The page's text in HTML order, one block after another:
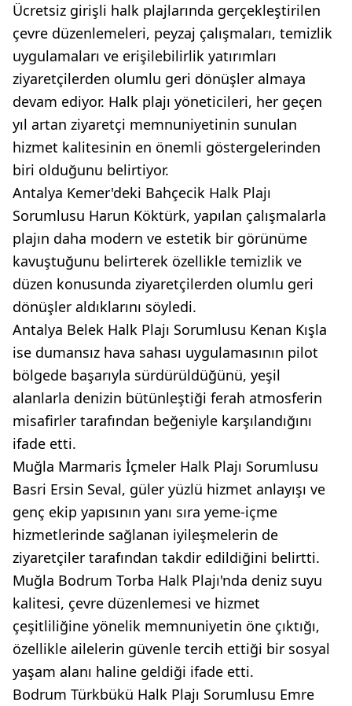
Ücretsiz girişli halk plajlarında gerçekleştirilen
çevre düzenlemeleri, peyzaj çalışmaları, temizlik
uygulamaları ve erişilebilirlik yatırımları
ziyaretçilerden olumlu geri dönüşler almaya
devam ediyor. Halk plajı yöneticileri, her geçen
yıl artan ziyaretçi memnuniyetinin sunulan
hizmet kalitesinin en önemli göstergelerinden
biri olduğunu belirtiyor.
Antalya Kemer'deki Bahçecik Halk Plajı
Sorumlusu Harun Köktürk, yapılan çalışmalarla
plajın daha modern ve estetik bir görünüme
kavuştuğunu belirterek özellikle temizlik ve
düzen konusunda ziyaretçilerden olumlu geri
dönüşler aldıklarını söyledi.
Antalya Belek Halk Plajı Sorumlusu Kenan Kışla
ise dumansız hava sahası uygulamasının pilot
bölgede başarıyla sürdürüldüğünü, yeşil
alanlarla denizin bütünleştiği ferah atmosferin
misafirler tarafından beğeniyle karşılandığını
ifade etti.
Muğla Marmaris İçmeler Halk Plajı Sorumlusu
Basri Ersin Seval, güler yüzlü hizmet anlayışı ve
genç ekip yapısının yanı sıra yeme-içme
hizmetlerinde sağlanan iyileşmelerin de
ziyaretçiler tarafından takdir edildiğini belirtti.
Muğla Bodrum Torba Halk Plajı'nda deniz suyu
kalitesi, çevre düzenlemesi ve hizmet
çeşitliliğine yönelik memnuniyetin öne çıktığı,
özellikle ailelerin güvenle tercih ettiği bir sosyal
yaşam alanı haline geldiği ifade etti.
Bodrum Türkbükü Halk Plajı Sorumlusu Emre